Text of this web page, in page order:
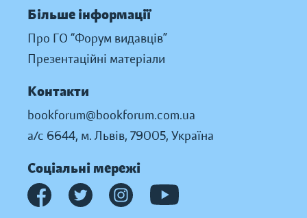
Більше інформації
Про ГО “Форум видавців”
Презентаційні матеріали
Контакти
bookforum@bookforum.com.ua
а/с 6644, м. Львів, 79005, Україна
Соціальні мережі